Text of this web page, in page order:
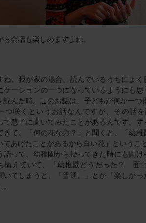
ら会話も楽しめますよね。
ね。我が家の場合、読んでいるうちによ
ケーションの一つになっているようにも
読んだ時。このお話は、子どもが何か一
つ咲くというお話なんですが、その話
て息子に聞いてみたことがあるんです。
きて。「何の花なの？」と聞くと、「幼
てあげたことがあるから白い花」というこ
話って、幼稚園から帰ってきた時にも聞
構えていて、「幼稚園どうだった？ 面
いてしまうと、「普通。」とか「楽しか